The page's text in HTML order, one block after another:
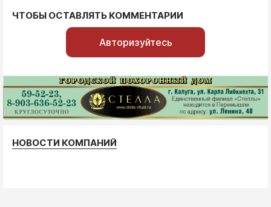
ЧТОБЫ ОСТАВЛЯТЬ КОММЕНТАРИИ
Авторизуйтесь
НОВОСТИ КОМПАНИЙ